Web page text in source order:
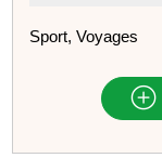
Sport, Voyages